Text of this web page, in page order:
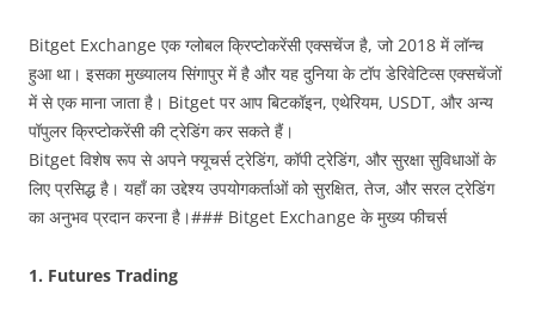
Bitget Exchange एक ग्लोबल क्रिप्टोकरेंसी एक्सचेंज है, जो 2018 में लॉन्च
हुआ था। इसका मुख्यालय सिंगापुर में है और यह दुनिया के टॉप डेरिवेटिव्स एक्सचेंजों
में से एक माना जाता है। Bitget पर आप बिटकॉइन, एथेरियम, USDT, और अन्य
पॉपुलर क्रिप्टोकरेंसी की ट्रेडिंग कर सकते हैं।
Bitget विशेष रूप से अपने फ्यूचर्स ट्रेडिंग, कॉपी ट्रेडिंग, और सुरक्षा सुविधाओं के
लिए प्रसिद्ध है। यहाँ का उद्देश्य उपयोगकर्ताओं को सुरक्षित, तेज, और सरल ट्रेडिंग
का अनुभव प्रदान करना है।### Bitget Exchange के मुख्य फीचर्स
1. Futures Trading